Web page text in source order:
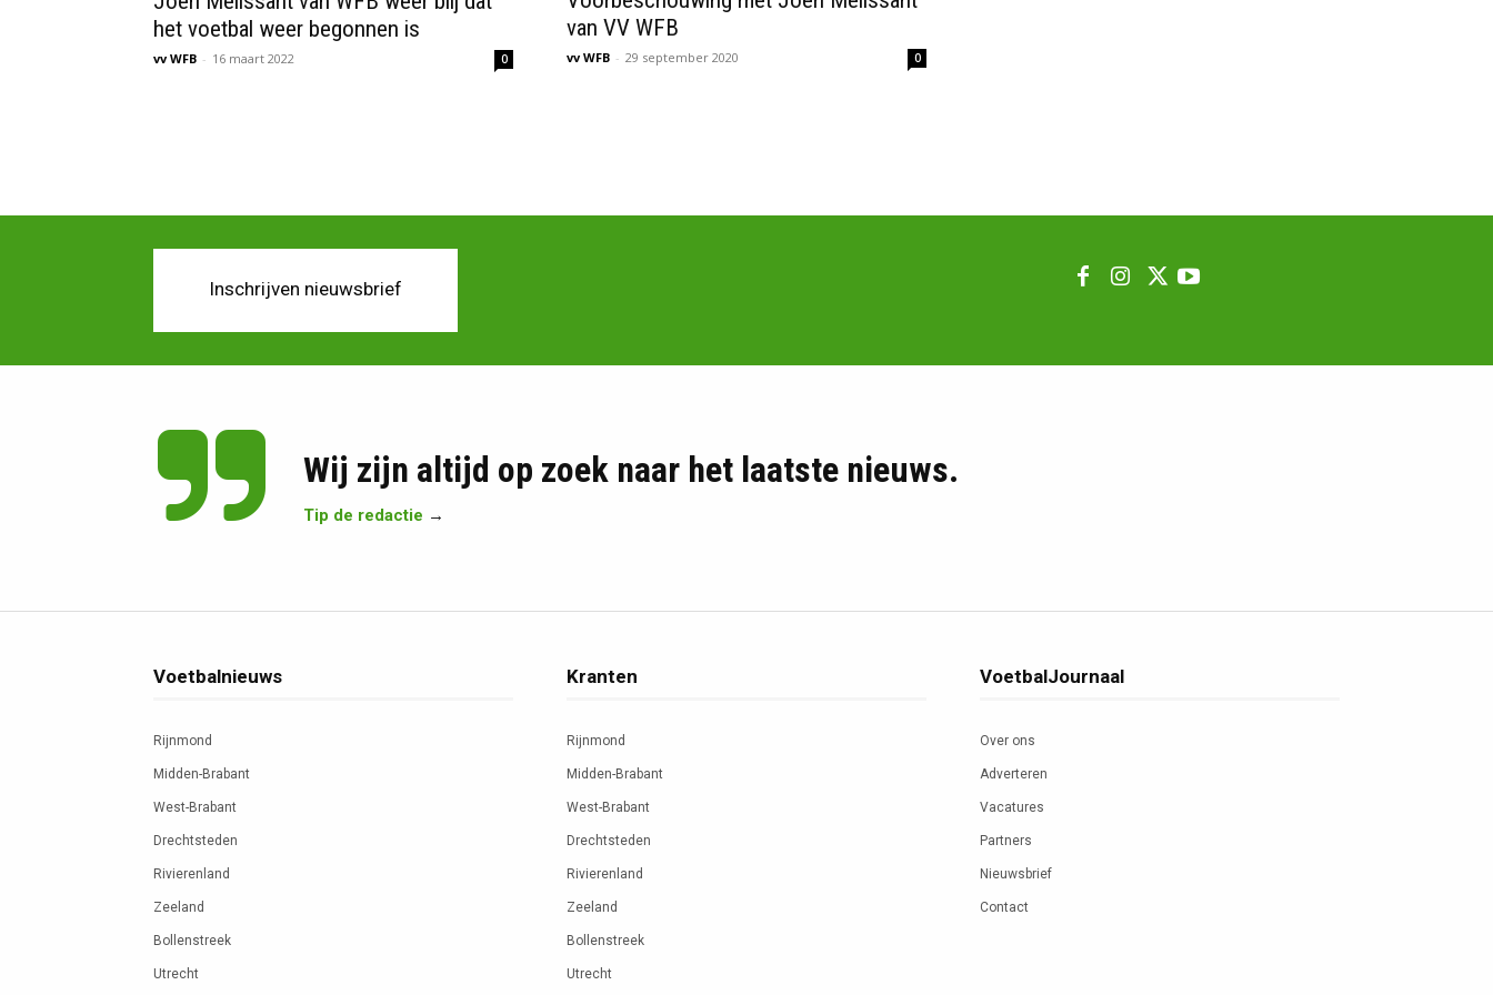
het voetbal weer begonnen is
vv WFB - 16 maart 2022 0
van VV WFB
vv WFB - 29 september 2020 0
Inschrijven nieuwsbrief
Wij zijn altijd op zoek naar het laatste nieuws.
Tip de redactie →
Voetbalnieuws
Rijnmond
Midden-Brabant
West-Brabant
Drechtsteden
Rivierenland
Zeeland
Bollenstreek
Utrecht
Kranten
Rijnmond
Midden-Brabant
West-Brabant
Drechtsteden
Rivierenland
Zeeland
Bollenstreek
Utrecht
VoetbalJournaal
Over ons
Adverteren
Vacatures
Partners
Nieuwsbrief
Contact